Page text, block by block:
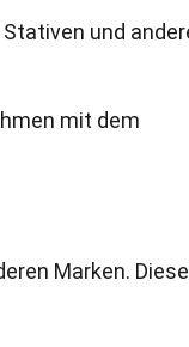
und
mit dem
Marken. Diese